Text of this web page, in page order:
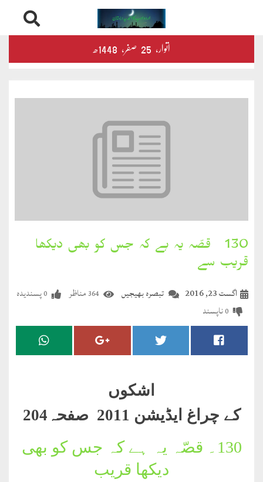
to
اتوار‬‮، 25 صفر‬،
محمود
بخارِدل
کلام
مضطرؔ
دستِ
دعا
کلام
مختار
130۔ قصّہ یہ ہے کہ جس کو بھی دیکھا
قریب سے
تبصرہ بھیجیں اگست 23, 2016 364 مناظر 0پسندیدہ
0ناپسند
اشکوں
کے چراغ ایڈیشن 2011 صفحہ204
130۔
قصّہ یہ ہے کہ جس کو بھی
دیکھا قریب